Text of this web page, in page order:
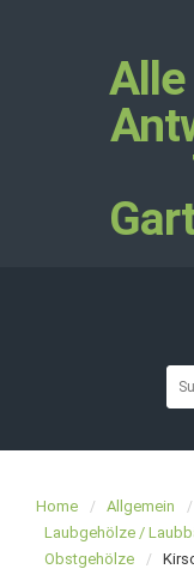
Alle
Home Allgemein
Laubgehölze /
Obstgehölze